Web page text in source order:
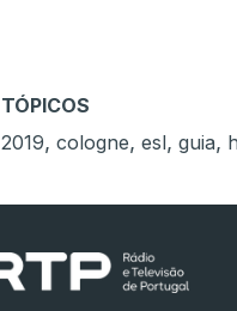
TÓPICOS
2019, cologne, esl, guia,